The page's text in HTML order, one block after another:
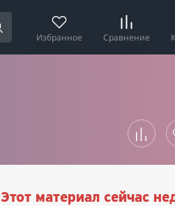
Избранное Сравнение
Этот материал сейчас